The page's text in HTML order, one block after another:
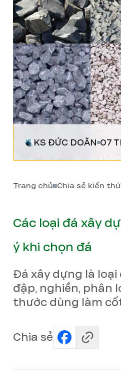
KS ĐỨC DOÃN 07
Trang chủ Chia sẻ kiến
Các loại đá xây
ý khi chọn đá
Đá xây dựng là
đập, nghiền, phân
thước dùng làm
Chia sẻ